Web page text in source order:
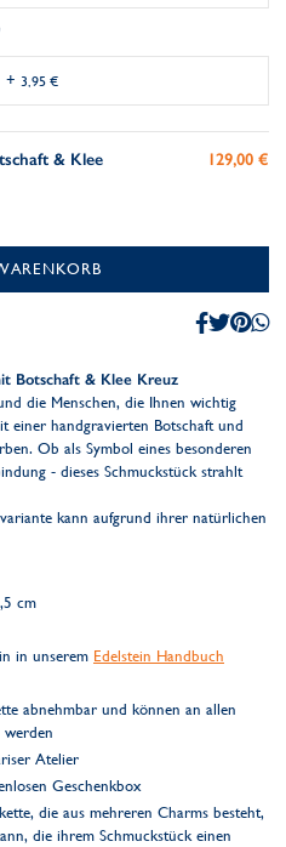
+ 3,95 €
& Klee
129,00 €
Botschaft & Klee Kreuz
die Menschen, die Ihnen wichtig
einer handgravierten Botschaft und
Ob als Symbol eines besonderen
- dieses Schmuckstück strahlt
kann aufgrund ihrer natürlichen
cm
in unserem Edelstein Handbuch
abnehmbar und können an allen
werden
Atelier
Geschenkbox
die aus mehreren Charms besteht,
die ihrem Schmuckstück einen